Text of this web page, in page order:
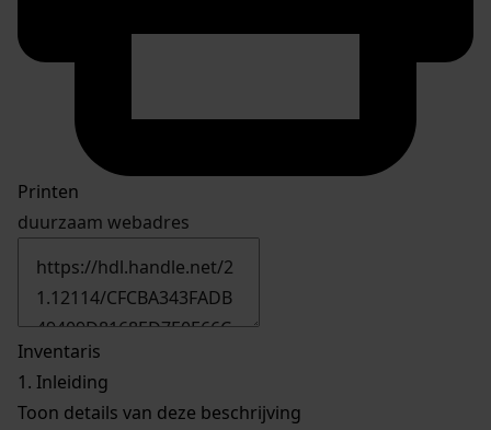
Printen
duurzaam webadres
Inventaris
1. Inleiding
Toon details van deze beschrijving